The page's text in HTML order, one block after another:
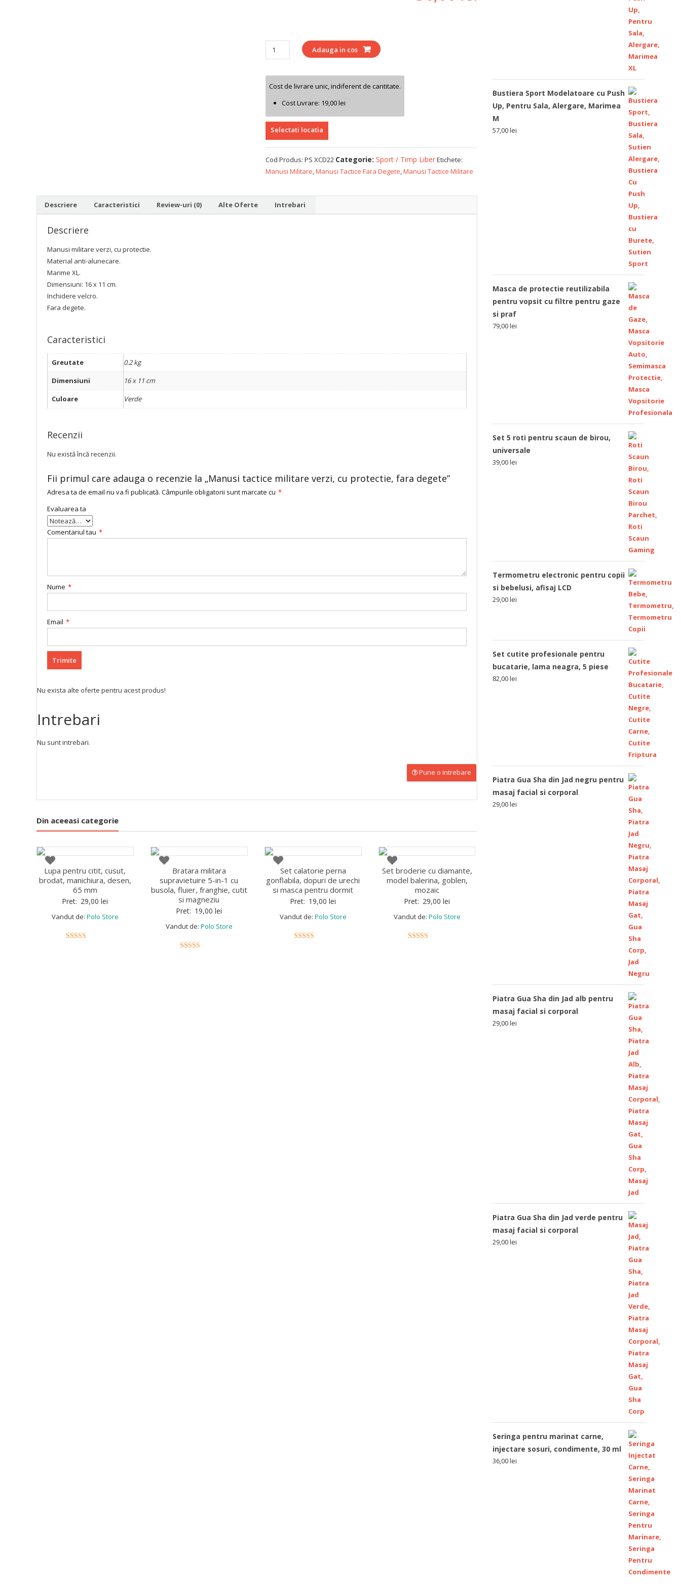
Cantitate Adauga in cos
Cost de livrare unic, indiferent de cantitate.
Cost Livrare: 19,00lei
Selectati locatia
Cod Produs:PS XCD22 Categorie:Sport / Timp LiberEtichete:
Manusi Militare,Manusi Tactice Fara Degete,Manusi Tactice Militare
Descriere Caracteristici Review-uri (0) Alte Oferte Intrebari
Descriere
Manusi militare verzi, cu protectie.
Material anti-alunecare.
Marime XL.
Dimensiuni: 16 x 11 cm.
Inchidere velcro.
Fara degete.
Caracteristici
Greutate
0.2 kg
Dimensiuni
16 x 11 cm
Culoare
Verde
Recenzii
Nu există încă recenzii.
Fii primul care adauga o recenzie la „Manusi tactice militare verzi, cu protectie, fara degete”
Adresa ta de email nu va fi publicată. Câmpurile obligatorii sunt marcate cu *
Evaluarea ta
Comentariul tau *
Nume *
Email *
Nu exista alte oferte pentru acest produs!
Intrebari
Nu sunt intrebari.
Pune o intrebare
Din aceeasi categorie
Lupa pentru citit, cusut,
brodat, manichiura, desen,
65 mm
Pret: 29,00lei
Vandut de: Polo Store
Bratara militara
supravietuire 5-in-1 cu
busola, fluier, franghie, cutit
si magneziu
Pret: 19,00lei
Vandut de: Polo Store
Set calatorie perna
gonflabila, dopuri de urechi
si masca pentru dormit
Pret: 19,00lei
Vandut de: Polo Store
Set broderie cu diamante,
model balerina, goblen,
mozaic
Pret: 29,00lei
Vandut de: Polo Store
Bustiera Sport Modelatoare cu Push
Up, Pentru Sala, Alergare, Marimea
M
57,00lei
Masca de protectie reutilizabila
pentru vopsit cu filtre pentru gaze
si praf
79,00lei
Set 5 roti pentru scaun de birou,
universale
39,00lei
Termometru electronic pentru copii
si bebelusi, afisaj LCD
29,00lei
Set cutite profesionale pentru
bucatarie, lama neagra, 5 piese
82,00lei
Piatra Gua Sha din Jad negru pentru
masaj facial si corporal
29,00lei
Piatra Gua Sha din Jad alb pentru
masaj facial si corporal
29,00lei
Piatra Gua Sha din Jad verde pentru
masaj facial si corporal
29,00lei
Seringa pentru marinat carne,
injectare sosuri, condimente, 30 ml
36,00lei